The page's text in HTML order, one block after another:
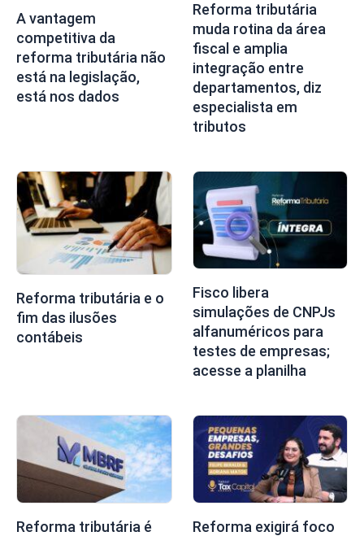
A vantagem
competitiva da
reforma tributária não
está na legislação,
está nos dados
Reforma tributária
muda rotina da área
fiscal e amplia
integração entre
departamentos, diz
especialista em
tributos
Reforma tributária e o
fim das ilusões
contábeis
Fisco libera
simulações de CNPJs
alfanuméricos para
testes de empresas;
acesse a planilha
Reforma tributária é
Reforma exigirá foco